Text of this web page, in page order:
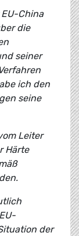
China
die
seiner
ich den
seine
Leiter
Härte
der